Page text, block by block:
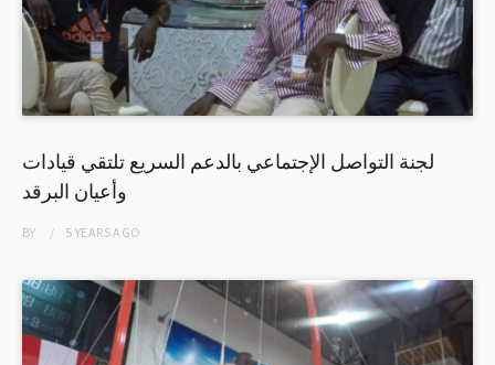
لجنة التواصل الإجتماعي بالدعم السريع تلتقي قيادات
وأعيان البرقد
BY 5 YEARSAGO